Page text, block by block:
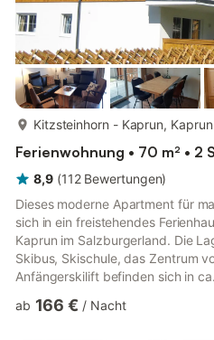
Kitzsteinhorn - Kaprun, Kaprun
Ferienwohnung • 70 m² • 2
8,9 (112 Bewertungen)
Dieses moderne Apartment für
sich in ein freistehendes
Kaprun im Salzburgerland. Die
Skibus, Skischule, das Zentrum
Anfängerskilift befinden sich in
wunderbaren Blick auf das
ab 166 € / Nacht